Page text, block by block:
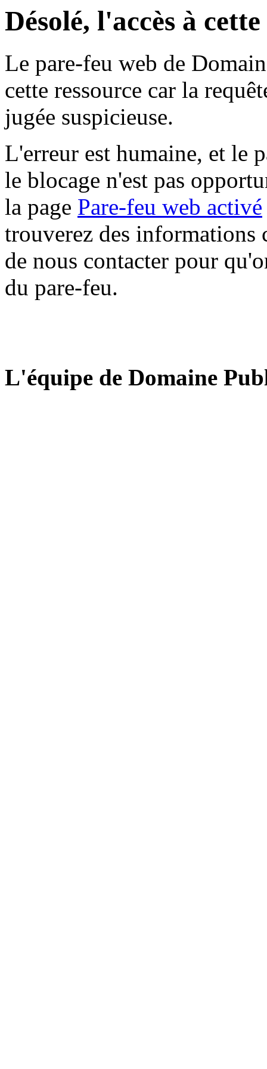
Désolé, l'accès à
Le pare-feu web de
cette ressource car la
jugée suspicieuse.
L'erreur est humaine, et le
le blocage n'est pas
la page Pare-feu web activé
trouverez des informations
de nous contacter pour
du pare-feu.
L'équipe de Domaine